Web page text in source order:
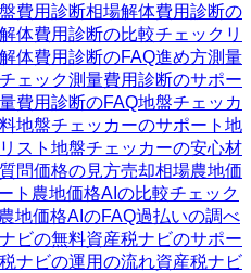
費用診断相場解体費用診断の
解体費用診断の比較チェックリ
解体費用診断のFAQ進め方測量
ェック測量費用診断のサポー
費用診断のFAQ地盤チェッカ
地盤チェッカーのサポート 地
スト 地盤チェッカーの安心材
問価格の見方売却相場農地価
ト 農地価格AIの比較チェック
農地価格AIのFAQ過払いの調べ
ビの無料資産税ナビのサポー
ナビの運用の流れ資産税ナビ